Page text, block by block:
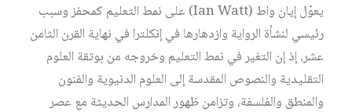
يعوّل إيان واط (Ian Watt) على نمط التعليم كمحفز وسبب
رئيسي لنشأة الرواية وازدهارها في إنكلترا في نهاية القرن الثامن
عشر، إذ إن التغير في نمط التعليم وخروجه من بوتقة العلوم
التقليدية والنصوص المقدسة إلى العلوم الدنيوية والفنون
والمنطق والفلسفة، وتزامن ظهور المدارس الحديثة مع عصر